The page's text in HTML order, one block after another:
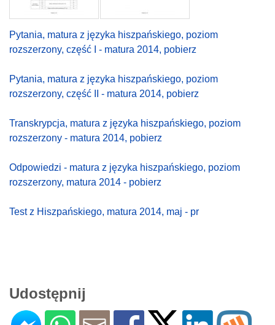
Pytania, matura z języka hiszpańskiego, poziom
rozszerzony, część I - matura 2014, pobierz
Pytania, matura z języka hiszpańskiego, poziom
rozszerzony, część II - matura 2014, pobierz
Transkrypcja, matura z języka hiszpańskiego, poziom
rozszerzony - matura 2014, pobierz
Odpowiedzi - matura z języka hiszpańskiego, poziom
rozszerzony, matura 2014 - pobierz
Test z Hiszpańskiego, matura 2014, maj - pr
Udostępnij